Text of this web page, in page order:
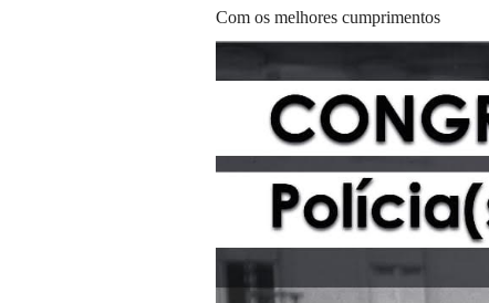
Com os melhores cumprimentos